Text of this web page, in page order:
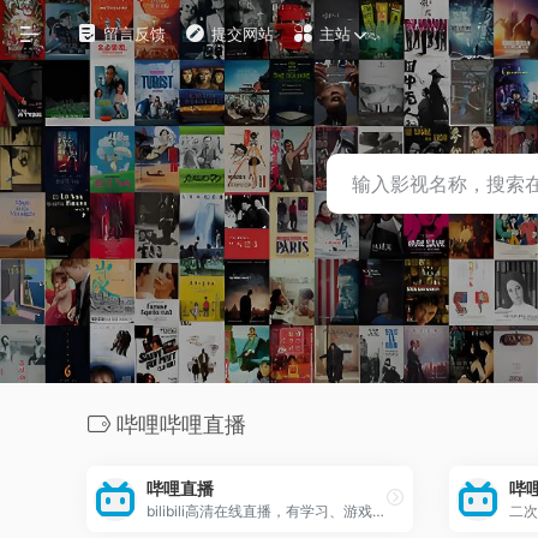
自定义
在线影视
影视下载
资源铺
电影搜索
探索发现
观影软件
留言反馈 提交网站 主站
哔哩哔哩直播
哔哩直播
bilibili高清在线直播，有学习、游戏、电竞等主播
哔
二